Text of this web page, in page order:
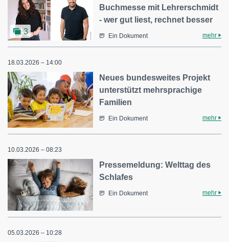
3
Buchmesse mit Lehrerschmidt
- wer gut liest, rechnet besser
Ein Dokument mehr
18.03.2026 – 14:00
Neues bundesweites Projekt
unterstützt mehrsprachige
Familien
Ein Dokument mehr
10.03.2026 – 08:23
Pressemeldung: Welttag des
Schlafes
Ein Dokument mehr
05.03.2026 – 10:28